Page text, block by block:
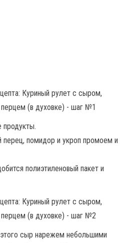
перец, помидор и укроп промоем и
полиэтиленовый пакет и
сыр нарежем небольшими